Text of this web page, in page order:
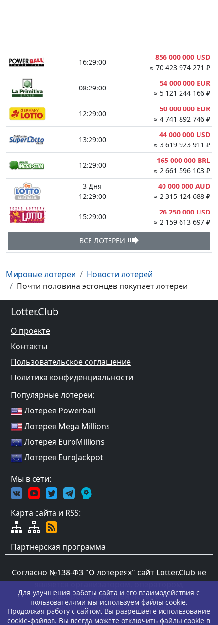
16:28:59
856 000 000 USD
≈ 70 423 974 271 ₽
08:28:59
54 000 000 EUR
≈ 5 121 244 166 ₽
12:28:59
50 000 000 EUR
≈ 4 741 892 746 ₽
13:28:59
44 000 000 USD
≈ 3 619 923 911 ₽
12:28:59
165 000 000 BRL
≈ 2 661 596 103 ₽
3 Дня
12:28:59
40 000 000 AUD
≈ 2 315 124 688 ₽
15:28:59
26 250 000 USD
≈ 2 159 613 697 ₽
ВСЕ ЛОТЕРЕИ
Мировые лотереи
Новости лотерей
Почти половина эстонцев покупает лотереи
Lotter.Club
О проекте
Контакты
Пользовательское соглашение
Политика конфиденциальности
Популярные лотереи:
Лотерея Powerball
Лотерея Mega Millions
Лотерея EuroMillions
Лотерея EuroJackpot
Мы в сети:
Карта сайта и RSS:
Партнерская программа
Согласно №138-ФЗ "О лотереях" сайт Lotter.Club не
является организатором, оператором,
распространителем лотерей.
А также не занимается организацией,
проведением лотерей.
Для улучшения работы сайта и его взаимодействия с
пользователями мы используем файлы cookie.
Продолжая работу с сайтом, Вы разрешаете использование
cookie-файлов. Вы всегда можете отключить файлы cookie в